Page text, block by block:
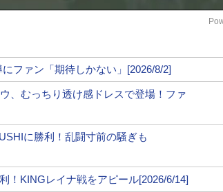
ト！ビキニ姿も
ぎる広背筋！」
イト・ロータスとは！？
在は黒髪”アイドル系”美女に！ファン「
ファン「期待しかない」[2026/8/2]
、むっちり透け感ドレスで登場！ファ
に勝利！乱闘寸前の騒ぎも
！KINGレイナ戦をアピール[2026/6/14]